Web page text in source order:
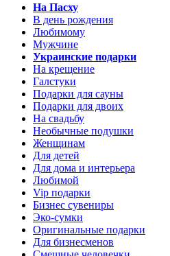
На Пасху
В день рождения
Любимому
Мужчине
Украинские подарки
На крещение
Галстуки
Подарки для сауны
Подарки для двоих
На свадьбу
Необычные подушки
Женщинам
Для детей
Для дома и интерьера
Любимой
Vip подарки
Бизнес сувениры
Эко-сумки
Оригинальные подарки
Для бизнесменов